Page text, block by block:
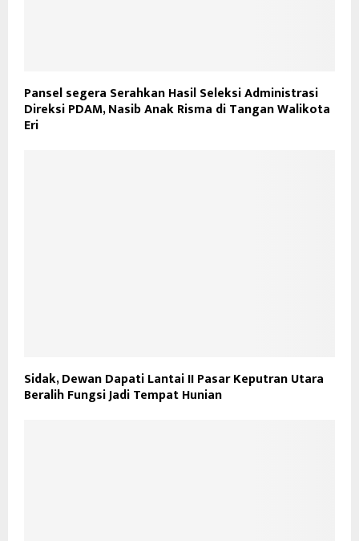
Pansel segera Serahkan Hasil Seleksi Administrasi
Direksi PDAM, Nasib Anak Risma di Tangan Walikota
Eri
Sidak, Dewan Dapati Lantai II Pasar Keputran Utara
Beralih Fungsi Jadi Tempat Hunian